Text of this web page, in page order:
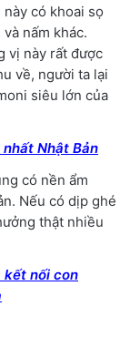
có khoai sọ
nấm khác.
vị này rất được
về, người ta lại
siêu lớn của
Nhật Bản
có nền ẩm
Nếu có dịp ghé
thật nhiều
kết nối con